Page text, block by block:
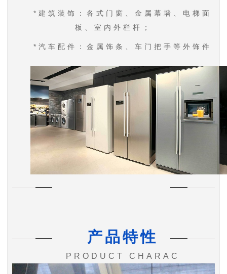
*建筑装饰：各式门窗、金属幕墙、电梯面
板、室内外栏杆；
*汽车配件：金属饰条、车门把手等外饰件
产品特性
PRODUCT CHARAC